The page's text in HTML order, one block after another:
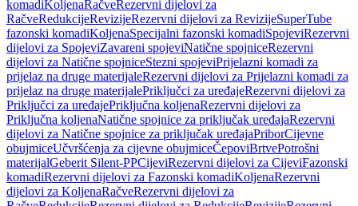
komadiKoljenaRačveRezervni dijelovi za
RačveRedukcijeRevizijeRezervni dijelovi za RevizijeSuperTube
fazonski komadiKoljenaSpecijalni fazonski komadiSpojeviRezervni
dijelovi za SpojeviZavareni spojeviNatične spojniceRezervni
dijelovi za Natične spojniceStezni spojeviPrijelazni komadi za
prijelaz na druge materijaleRezervni dijelovi za Prijelazni komadi za
prijelaz na druge materijalePriključci za uređajeRezervni dijelovi za
Priključci za uređajePriključna koljenaRezervni dijelovi za
Priključna koljenaNatične spojnice za priključak uređajaRezervni
dijelovi za Natične spojnice za priključak uređajaPriborCijevne
obujmiceUčvršćenja za cijevne obujmiceČepoviBrtvePotrošni
materijalGeberit Silent-PPCijeviRezervni dijelovi za CijeviFazonski
komadiRezervni dijelovi za Fazonski komadiKoljenaRezervni
dijelovi za KoljenaRačveRezervni dijelovi za